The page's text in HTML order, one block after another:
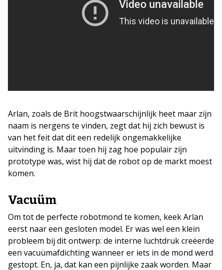
Arlan, zoals de Brit hoogstwaarschijnlijk heet maar zijn
naam is nergens te vinden, zegt dat hij zich bewust is
van het feit dat dit een redelijk ongemakkelijke
uitvinding is. Maar toen hij zag hoe populair zijn
prototype was, wist hij dat de robot op de markt moest
komen.
Vacuüm
Om tot de perfecte robotmond te komen, keek Arlan
eerst naar een gesloten model. Er was wel een klein
probleem bij dit ontwerp: de interne luchtdruk creëerde
een vacuümafdichting wanneer er iets in de mond werd
gestopt. En, ja, dat kan een pijnlijke zaak worden. Maar